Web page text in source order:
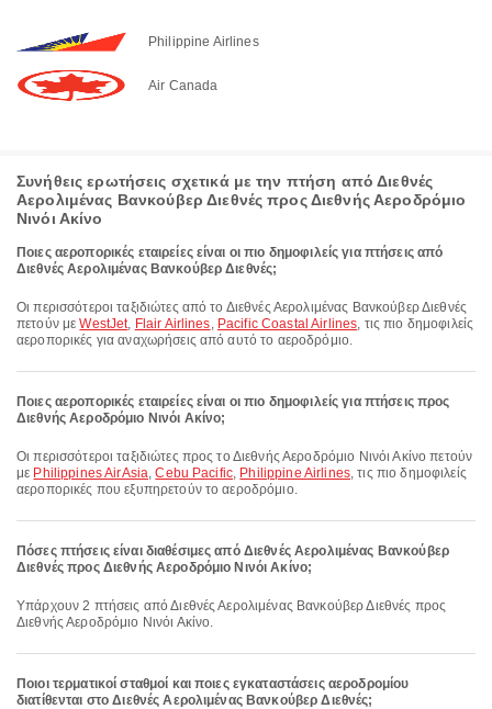
Philippine Airlines
Air Canada
Συνήθεις ερωτήσεις σχετικά με την πτήση από Διεθνές
Αερολιμένας Βανκούβερ Διεθνές προς Διεθνής Αεροδρόμιο
Νινόι Ακίνο
Ποιες αεροπορικές εταιρείες είναι οι πιο δημοφιλείς για πτήσεις από
Διεθνές Αερολιμένας Βανκούβερ Διεθνές;
Οι περισσότεροι ταξιδιώτες από το Διεθνές Αερολιμένας Βανκούβερ Διεθνές
πετούν μεWestJet, Flair Airlines, Pacific Coastal Airlines, τις πιο δημοφιλείς
αεροπορικές για αναχωρήσεις από αυτό το αεροδρόμιο.
Ποιες αεροπορικές εταιρείες είναι οι πιο δημοφιλείς για πτήσεις προς
Διεθνής Αεροδρόμιο Νινόι Ακίνο;
Οι περισσότεροι ταξιδιώτες προς το Διεθνής Αεροδρόμιο Νινόι Ακίνο πετούν
με Philippines AirAsia,Cebu Pacific, Philippine Airlines, τις πιο δημοφιλείς
αεροπορικές που εξυπηρετούν το αεροδρόμιο.
Πόσες πτήσεις είναι διαθέσιμες από Διεθνές Αερολιμένας Βανκούβερ
Διεθνές προς Διεθνής Αεροδρόμιο Νινόι Ακίνο;
Υπάρχουν 2 πτήσεις από Διεθνές Αερολιμένας Βανκούβερ Διεθνές προς
Διεθνής Αεροδρόμιο Νινόι Ακίνο.
Ποιοι τερματικοί σταθμοί και ποιες εγκαταστάσεις αεροδρομίου
διατίθενται στο Διεθνές Αερολιμένας Βανκούβερ Διεθνές;